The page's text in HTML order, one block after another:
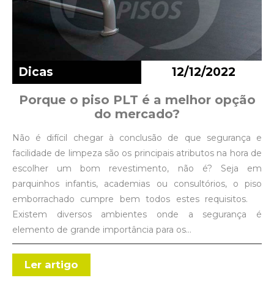
Porque o piso PLT é a melhor opção
do mercado?
Dicas 12/12/2022
Não é difícil chegar à conclusão de que segurança e
facilidade de limpeza são os principais atributos na hora de
escolher um bom revestimento, não é? Seja em
parquinhos infantis, academias ou consultórios, o piso
emborrachado cumpre bem todos estes requisitos.
Existem diversos ambientes onde a segurança é
elemento de grande importância para os…
Ler artigo